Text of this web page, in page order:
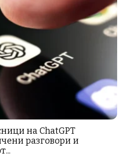
на ChatGPT
разговори и